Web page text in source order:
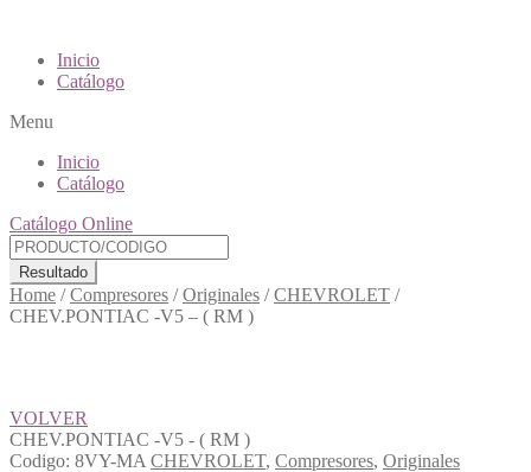
Inicio
Catálogo
Menu
Inicio
Catálogo
Catálogo Online
Resultado
Home /Compresores /Originales /CHEVROLET /
CHEV.PONTIAC -V5 – ( RM )
VOLVER
CHEV.PONTIAC -V5 - ( RM )
Codigo: 8VY-MA CHEVROLET, Compresores, Originales